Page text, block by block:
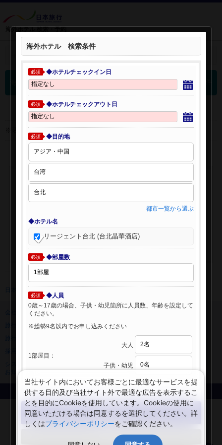
海外ホテル 検索・予約
検索条件を開く：
海外ホテル 検索結果
※表示金額はオンライン予約時の金額です。
日本旅行 トップ
旅行業登録票・約款
規約集
ニュースリリース
サイトマップ
お知らせ
Copyright © NIPPON TRAVEL AGENCY Co.,LTD. All rights reserved.
海外ホテル 検索条件
必須 ◆ホテルチェックイン日
必須 ◆ホテルチェックアウト日
必須 ◆目的地
都市一覧から選ぶ
◆ホテル名
リージェント台北 (台北晶華酒店)
必須 ◆部屋数
必須
◆人員
0歳～17歳の場合、子供・幼児箇所に人員数、年齢を設定して
ください。
※総勢9名以内でお申し込みください
1部屋目：
大人
子供・幼児
検索する
閉じる
当社サイト内においてお客様ごとに最適なサービスを提
供する目的及び当社サイト外で最適な広告を表示するこ
とを目的にCookieを使用しています。Cookieの使用に
同意いただける場合は同意するを選択してください。詳
しくはプライバシーポリシーをご確認ください。